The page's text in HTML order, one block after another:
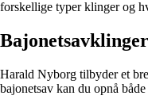
forskellige typer klinger og
Harald Nyborg tilbyder et
bajonetsav kan du opnå